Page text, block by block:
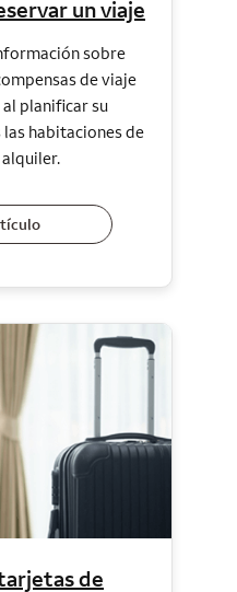
un viaje
sobre
de viaje
planificar su
habitaciones de
de